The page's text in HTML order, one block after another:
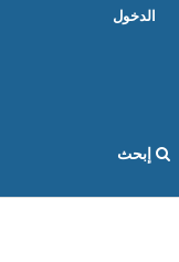
إبحث
الدخول